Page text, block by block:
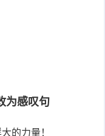
为感叹句
的力量！